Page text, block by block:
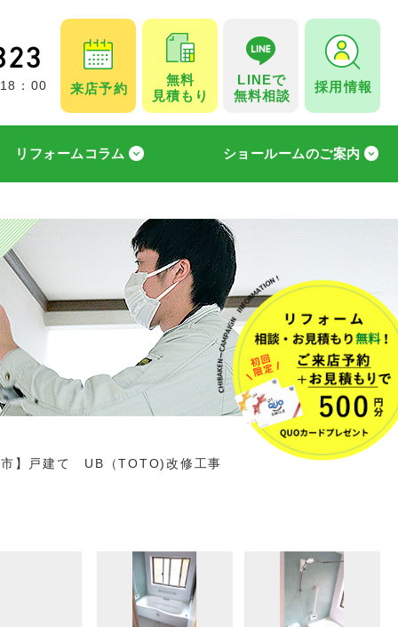
：00 来店予約
無料
見積もり
LINEで
無料相談
採用情報
リフォームコラム ショールームのご案内
市】戸建て UB（TOTO)改修工事